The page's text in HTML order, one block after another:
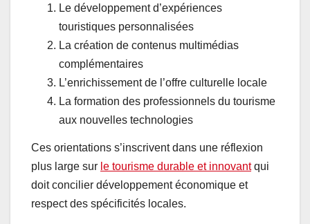
Le développement d’expériences
touristiques personnalisées
La création de contenus multimédias
complémentaires
L’enrichissement de l’offre culturelle locale
La formation des professionnels du tourisme
aux nouvelles technologies
Ces orientations s’inscrivent dans une réflexion
plus large sur le tourisme durable et innovantqui
doit concilier développement économique et
respect des spécificités locales.